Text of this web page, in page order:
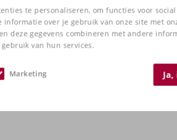
te personaliseren, om functies voor
informatie over je gebruik van onze site met
deze gegevens combineren met andere
van hun services.
Marketing
optie in het gekleurde Iron
lichte, rustige uitstraling
van Iron Horse.